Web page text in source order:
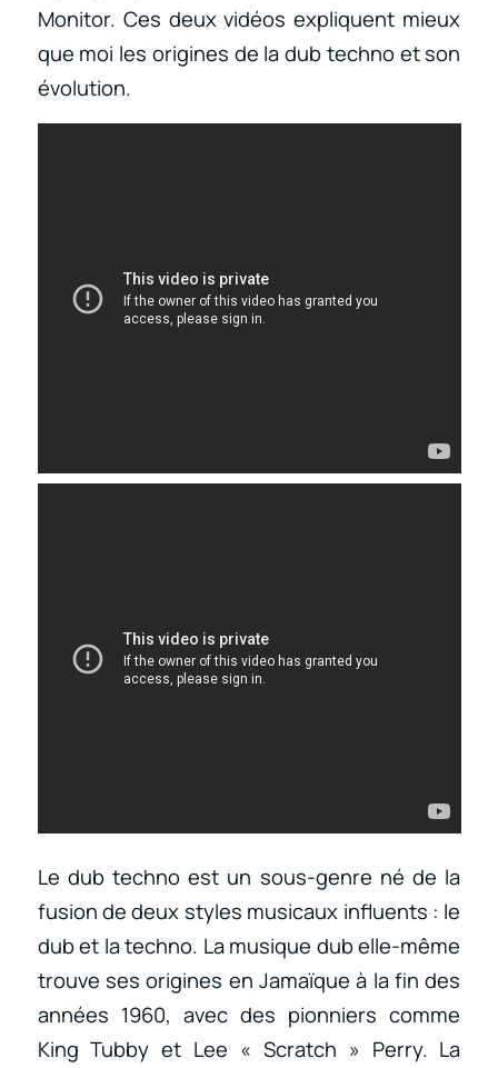
Monitor. Ces deux vidéos expliquent mieux
que moi les origines de la dub techno et son
évolution.
Le dub techno est un sous-genre né de la
fusion de deux styles musicaux influents : le
dub et la techno. La musique dub elle-même
trouve ses origines en Jamaïque à la fin des
années 1960, avec des pionniers comme
King Tubby et Lee « Scratch » Perry. La